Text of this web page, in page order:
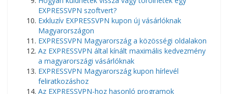
EXPRESSVPN szoftvert?
Exkluzív EXPRESSVPN kupon új vásárlóknak
Magyarországon
EXPRESSVPN Magyarország a közösségi oldalakon
Az EXPRESSVPN által kínált maximális kedvezmény
a magyarországi vásárlóknak
EXPRESSVPN Magyarország kupon hírlevél
feliratkozáshoz
Az EXPRESSVPN-hoz hasonló programok